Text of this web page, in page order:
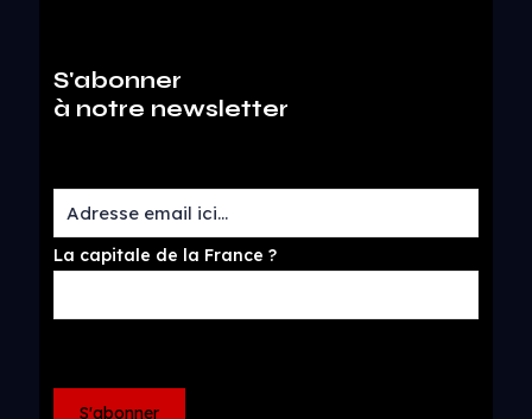
S'abonner
à notre newsletter
La capitale de la France ?